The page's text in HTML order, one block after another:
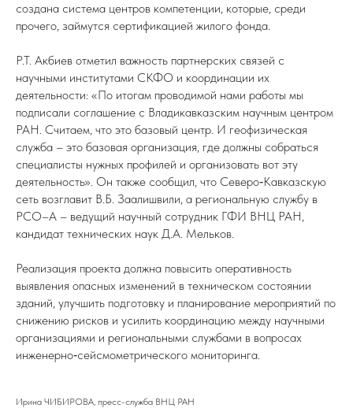
создана система центров компетенции, которые, среди
прочего, займутся сертификацией жилого фонда.
Р.Т. Акбиев отметил важность партнерских связей с
научными институтами СКФО и координации их
деятельности: «По итогам проводимой нами работы мы
подписали соглашение с Владикавказским научным центром
РАН. Считаем, что это базовый центр. И геофизическая
служба – это базовая организация, где должны собраться
специалисты нужных профилей и организовать вот эту
деятельность». Он также сообщил, что Северо‑Кавказскую
сеть возглавит В.Б. Заалишвили, а региональную службу в
РСО–А – ведущий научный сотрудник ГФИ ВНЦ РАН,
кандидат технических наук Д.А. Мельков.
Реализация проекта должна повысить оперативность
выявления опасных изменений в техническом состоянии
зданий, улучшить подготовку и планирование мероприятий по
снижению рисков и усилить координацию между научными
организациями и региональными службами в вопросах
инженерно‑сейсмометрического мониторинга.
Ирина ЧИБИРОВА, пресс-служба ВНЦ РАН